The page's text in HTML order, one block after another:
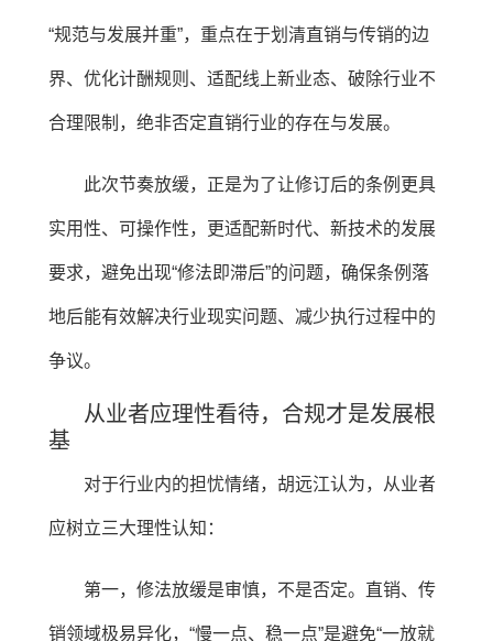
“规范与发展并重”，重点在于划清直销与传销的边
界、优化计酬规则、适配线上新业态、破除行业不
合理限制，绝非否定直销行业的存在与发展。
此次节奏放缓，正是为了让修订后的条例更具
实用性、可操作性，更适配新时代、新技术的发展
要求，避免出现“修法即滞后”的问题，确保条例落
地后能有效解决行业现实问题、减少执行过程中的
争议。
从业者应理性看待，合规才是发展根
基
对于行业内的担忧情绪，胡远江认为，从业者
应树立三大理性认知：
第一，修法放缓是审慎，不是否定。直销、传
销领域极易异化，“慢一点、稳一点”是避免“一放就